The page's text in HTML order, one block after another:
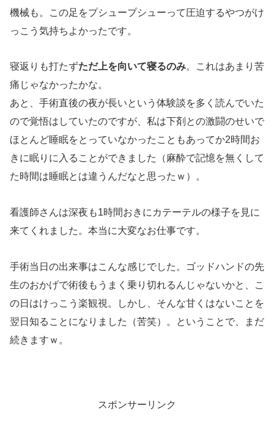
機械も。この足をプシュープシューって圧迫するやつがけ
っこう気持ちよかったです。
寝返りも打たずただ上を向いて寝るのみ。これはあまり苦
痛じゃなかったかな。
あと、手術直後の夜が長いという体験談を多く読んでいた
ので覚悟はしていたのですが、私は下剤との激闘のせいで
ほとんど睡眠をとっていなかったこともあってか2時間お
きに眠りに入ることができました（麻酔で記憶を無くして
た時間は睡眠とは違うんだなと思ったｗ）。
看護師さんは深夜も1時間おきにカテーテルの様子を見に
来てくれました。本当に大変なお仕事です。
手術当日の出来事はこんな感じでした。ゴッドハンドの先
生のおかげで術後もうまく乗り切れるんじゃないかと、こ
の日はけっこう楽観視。しかし、そんな甘くはないことを
翌日知ることになりました（苦笑）。ということで、まだ
続きますｗ。
スポンサーリンク